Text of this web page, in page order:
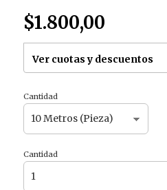
$1.800,00
Ver cuotas y descuentos
Cantidad
Cantidad